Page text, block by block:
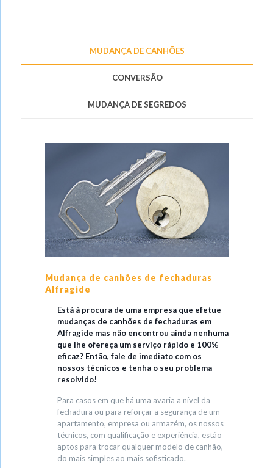
MUDANÇA DE CANHÕES
CONVERSÃO
MUDANÇA DE SEGREDOS
Mudança de canhões de fechaduras
Alfragide
Está à procura de uma empresa que efetue
mudanças de canhões de fechaduras em
Alfragide mas não encontrou ainda nenhuma
que lhe ofereça um serviço rápido e 100%
eficaz? Então, fale de imediato com os
nossos técnicos e tenha o seu problema
resolvido!
Para casos em que há uma avaria a nível da
fechadura ou para reforçar a segurança de um
apartamento, empresa ou armazém, os nossos
técnicos, com qualificação e experiência, estão
aptos para trocar qualquer modelo de canhão,
do mais simples ao mais sofisticado.